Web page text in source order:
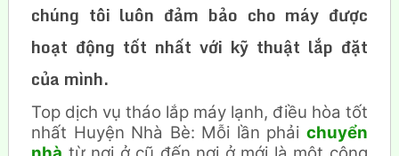
chúng tôi luôn đảm bảo cho máy được
hoạt động tốt nhất với kỹ thuật lắp đặt
của mình.
Top dịch vụ tháo lắp máy lạnh, điều hòa tốt
nhất Huyện Nhà Bè: Mỗi lần phảichuyển